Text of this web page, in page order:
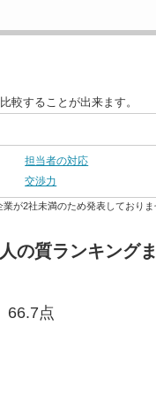
較することが出来ます。
担当者の対応
交渉力
が2社未満のため発表しておりま
の質ランキング
66.7点